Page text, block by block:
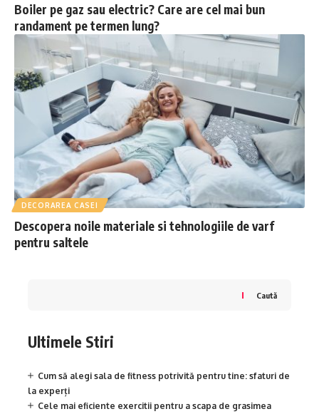
Boiler pe gaz sau electric? Care are cel mai bun
randament pe termen lung?
DECORAREA CASEI
Descopera noile materiale si tehnologiile de varf
pentru saltele
Caută
Ultimele Stiri
Cum să alegi sala de fitness potrivită pentru tine: sfaturi de
la experți
Cele mai eficiente exercitii pentru a scapa de grasimea